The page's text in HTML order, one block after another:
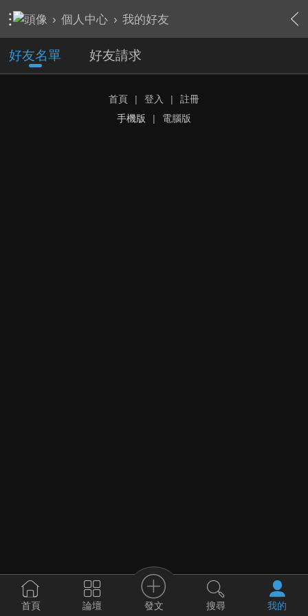
› 個人中心 › 我的好友
好友名單 好友請求
首頁 | 登入 |
註冊
手機版
| 電腦版
首頁 論壇 發文 搜尋 我的